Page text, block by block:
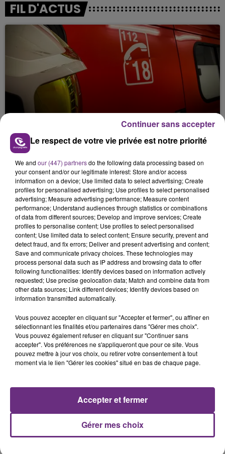
FIL D'ACTUS
UN FEU DE REMORQUE BLOQUE LA
CIRCULATION DANS LES ARDENNES
Un feu de remorque s'est déclaré ce mercredi en
fin de matinée sur l'A34.
VENEZ FÊTER CE WEEK-END
L'ANNIVERSAIRE DE WOINIC
Ce samedi 8 août sera un grand jour :
l'anniversaire du plus gros sanglier du monde.
Une fête est donc organisée et vous êtes tous
conviés !
TITRES DIFFUSÉS
11h47
11h47 11h44
11h44
Le respect de votre vie privée est notre priorité
We and our (447) partnersdo the following data processing based on
your consent and/or our legitimate interest: Store and/or access
information on a device; Use limited data to select advertising; Create
profiles for personalised advertising; Use profiles to select personalised
advertising; Measure advertising performance; Measure content
performance; Understand audiences through statistics or combinations
of data from different sources; Develop and improve services; Create
profiles to personalise content; Use profiles to select personalised
content; Use limited data to select content; Ensure security, prevent and
detect fraud, and fix errors; Deliver and present advertising and content;
Save and communicate privacy choices. These technologies may
process personal data such as IP address and browsing data to offer
following functionalities: Identify devices based on information actively
requested; Use precise geolocation data; Match and combine data from
other data sources; Link different devices; Identify devices based on
information transmitted automatically.
Vous pouvez accepter en cliquant sur "Accepter et fermer", ou affiner en
sélectionnant les finalités et/ou partenaires dans "Gérer mes choix".
Vous pouvez également refuser en cliquant sur "Continuer sans
accepter". Vos préférences ne s'appliqueront que pour ce site. Vous
pouvez mettre à jour vos choix, ou retirer votre consentement à tout
moment via le lien "Gérer les cookies" situé en bas de chaque page.
Gérer mes choix
Accepter et fermer
Continuer sans accepter